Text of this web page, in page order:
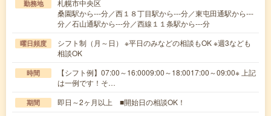
勤務地
札幌市中央区
桑園駅から---分／西１８丁目駅から---分／東屯田通駅から---
分／石山通駅から---分／西線１１条駅から---分
曜日頻度
シフト制（月～日） ※平日のみなどの相談もOK ※週3なども
相談OK
時間
【シフト例】07:00～16:0009:00～18:0017:00～09:00※ 上記
は一例です！そ…
期間 即日～2ヶ月以上 ■開始日の相談OK！